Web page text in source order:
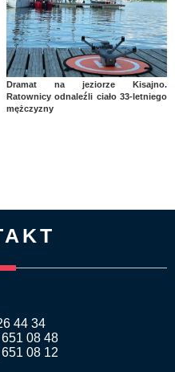
Dramat na jeziorze Kisajno.
Ratownicy odnaleźli ciało 33-letniego
mężczyzny
44 34
08 48
08 12